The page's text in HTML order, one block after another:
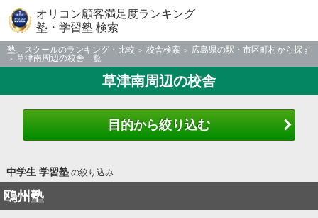
オリコン顧客満足度ランキング
塾・学習塾 検索
塾、スクールのランキング・比較 校舎検索
広島県の駅・市区町村から探す
草津南周辺の校舎一覧
草津南周辺の校舎
目的から絞り込む
中学生 学習塾の絞り込み
鴎州塾